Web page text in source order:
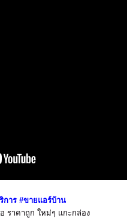
การ #ขายแอร์บ้าน
ราคาถูก ใหม่ๆ แกะกล่อง